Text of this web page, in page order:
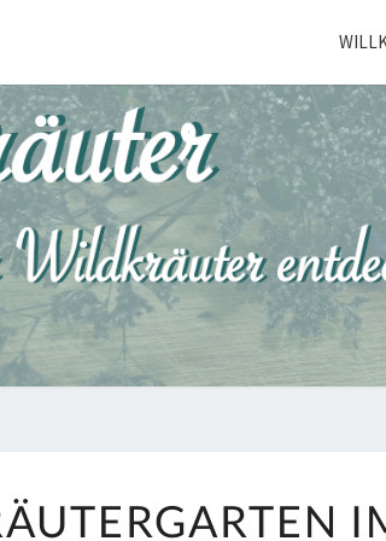
KRÄUTERGARTEN